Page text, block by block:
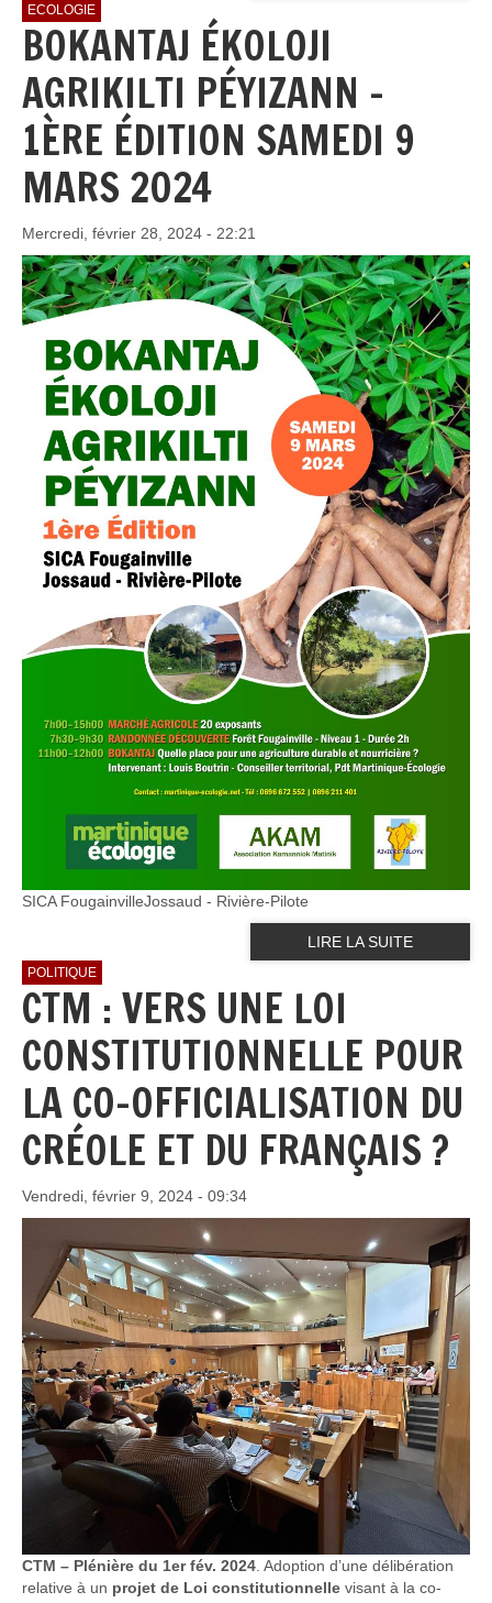
ECOLOGIE
BOKANTAJ ÉKOLOJI
AGRIKILTI PÉYIZANN -
1ÈRE ÉDITION SAMEDI 9
MARS 2024
Mercredi, février 28, 2024 - 22:21
SICA FougainvilleJossaud - Rivière-Pilote
LIRE LA SUITE
POLITIQUE
CTM : VERS UNE LOI
CONSTITUTIONNELLE POUR
LA CO-OFFICIALISATION DU
CRÉOLE ET DU FRANÇAIS ?
Vendredi, février 9, 2024 - 09:34
CTM – Plénière du 1er fév. 2024 . Adoption d’une délibération
relative à un projet de Loi constitutionnelle visant à la co-